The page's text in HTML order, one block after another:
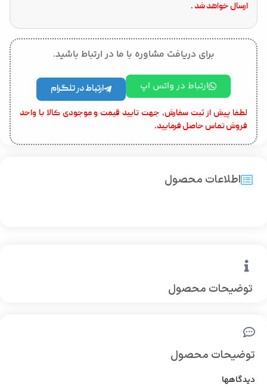
ارسال خواهد شد .
برای دریافت مشاوره با ما در ارتباط باشید.
ارتباط در واتس اپ ارتباط در تلگرام
لطفا پیش از ثبت سفارش، جهت تایید قیمت و موجودی کالا با واحد
فروش تماس حاصل فرمایید.
توضیحات محصول
اطلاعات محصول
توضیحات محصول
دیدگاهها